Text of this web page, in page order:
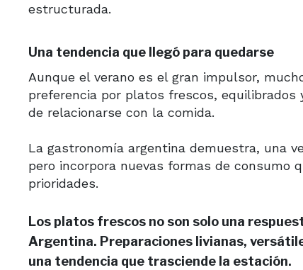
estructurada.
Una tendencia que llegó para quedarse
Aunque el verano es el gran impulsor,
preferencia por platos frescos,
de relacionarse con la comida.
La gastronomía argentina demuestra, una
pero incorpora nuevas formas de consumo
prioridades.
Los platos frescos no son solo una
Argentina. Preparaciones livianas,
una tendencia que trasciende la estación.